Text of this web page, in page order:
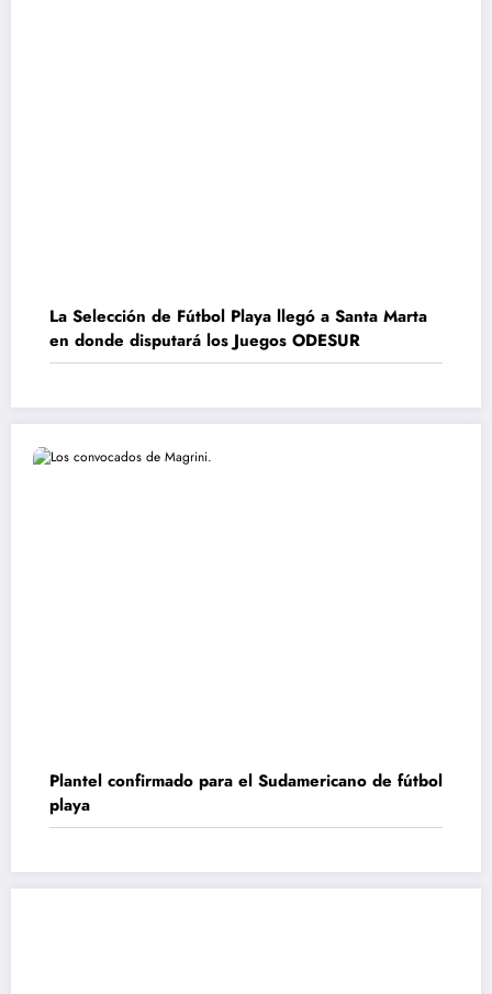
La Selección de Fútbol Playa llegó a Santa Marta
en donde disputará los Juegos ODESUR
Plantel confirmado para el Sudamericano de fútbol
playa